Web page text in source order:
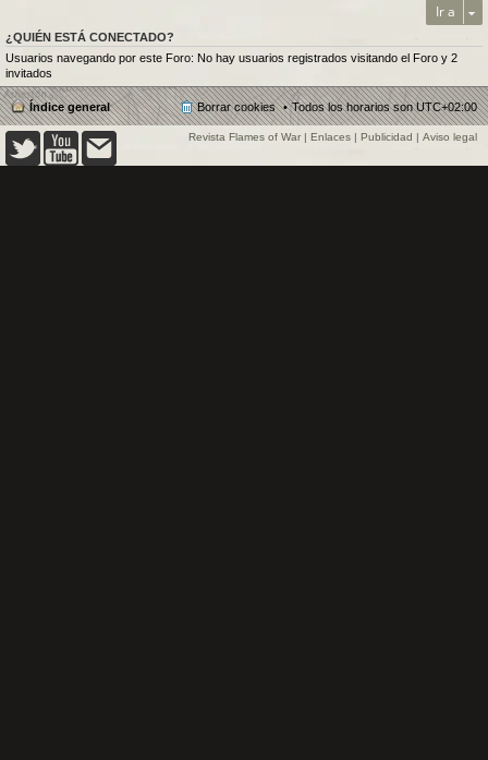
Ir a
¿QUIÉN ESTÁ CONECTADO?
Usuarios navegando por este Foro: No hay usuarios registrados visitando el Foro y 2
invitados
Índice general Todos los horarios sonUTC+02:00
Borrar cookies
Revista Flames of War Enlaces Publicidad Aviso legal